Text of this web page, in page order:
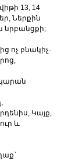
13, 14
Ներքին
նրբանցքի;
ոչ բնակիչ-
Կայք,
և